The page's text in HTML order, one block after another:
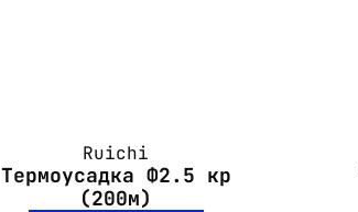
Ruichi
Термоусадка Ф2.5 кр
(200м)